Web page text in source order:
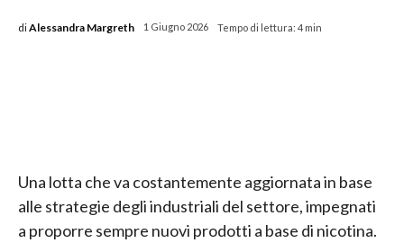
diAlessandra Margreth 1 Giugno 2026 Tempo di lettura: 4 min
Una lotta che va costantemente aggiornata in base
alle strategie degli industriali del settore, impegnati
a proporre sempre nuovi prodotti a base di nicotina.